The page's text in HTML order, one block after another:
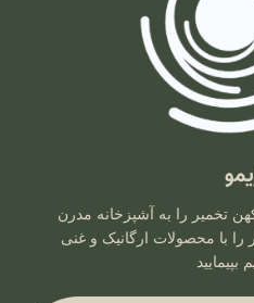
شاخه در آسمان علم امروز دارد.
تخمیر را به آشپزخانه مدرن
را با محصولات ارگانیک و غنی
بپیمایید